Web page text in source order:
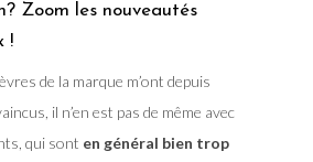
Zoom les nouveautés
!
de la marque m’ont depuis
il n’en est pas de même avec
qui sont en général bien trop